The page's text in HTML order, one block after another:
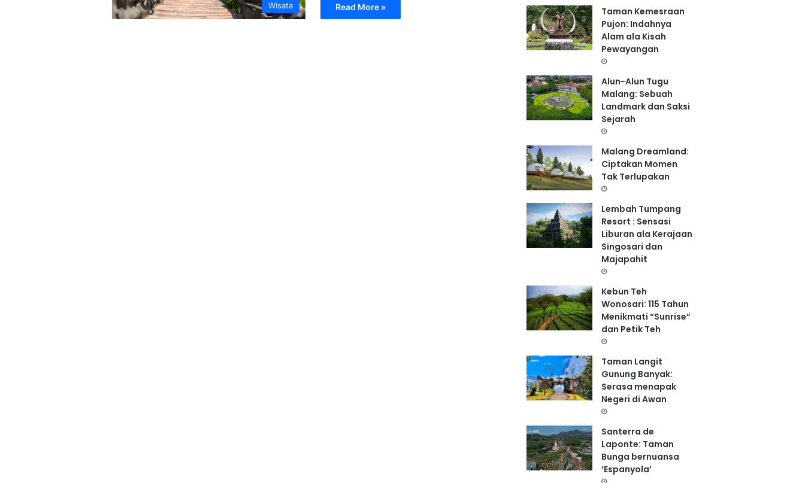
Wisata Read More »
Taman Kemesraan
Pujon: Indahnya
Alam ala Kisah
Pewayangan
Alun-Alun Tugu
Malang: Sebuah
Landmark dan Saksi
Sejarah
Malang Dreamland:
Ciptakan Momen
Tak Terlupakan
Lembah Tumpang
Resort : Sensasi
Liburan ala Kerajaan
Singosari dan
Majapahit
Kebun Teh
Wonosari: 115 Tahun
Menikmati “Sunrise”
dan Petik Teh
Taman Langit
Gunung Banyak:
Serasa menapak
Negeri di Awan
Santerra de
Laponte: Taman
Bunga bernuansa
‘Espanyola’